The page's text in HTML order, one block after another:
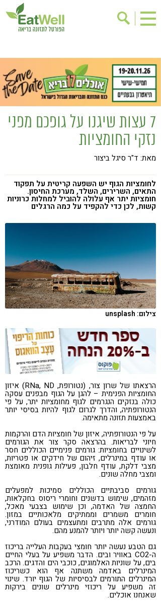
בישול בריא
אינדקס עסקים
ריפוי ומניעת מחלות
בריאות האישה
תוספי תזונה
מתכוני בריאות
אירועים
שינוי תזונתי
גישות בתזונה
ניקוי רעלים
ילדים
תזונה וספורט
הפרעות קשב & ריכוז
אכילה רגשית
7 עצות שיגנו על גופכם מפני
נזקי החומציות
מאת: ד"ר סיגל ביצור
לחומציות הגוף יש השפעה קריטית על תפקוד
התאים, השרירים, השלד, מערכת החיסון.
חומציות יתר אף עלולה להוביל למחלות כרוניות
קשות, לכן כדי להקפיד על כמה הרגלים
צילום: unsplash
הרצאתו של שרון צור, (נטורופת, RNa, ND) איזון
החומציות הפנימית – להגן על הגוף מבפנים עסקה
כולה בנזקים הנגרמים לגוף מחומציות יתר, על פי
הנטורופתיה, והדרך לגרום לגוף להיות בסיסי יותר
באמצעות תזונה מתאימה.
על פי הנטורופתיה, איזון של חומציות הדם והרקמות
חיוני לבריאות. בהרצאה סקר צור את הגורמים
לשינויים בחומציות: גורמים פנימיים הכוללים חסר
או עודף במינרלים, זיהום של חידקים או פטריות,
מצבי דלקת, עודף חלבון, פעילות גופנית מאומצת
ומצבי מחלה שונים.
גורמים סביבתיים הכוללים סמיכות למפעלים
מזהמים, שימוש בדשנים וחומרי ריסוס בחקלאות,
החמצה של האדמה, וכן שימוש בצבעי מאכל,
חומרים משמרים וממתיקים מלאכותיים במזון.
גורמים אלה מתרבים ומתעצמים בעולם המודרני,
ונעשה קשה יותר ויותר להמנע מהם.
גם הטבע נעשה יותר חומצי בעקבות העלייה בריכוז
ה-CO2 באוויר ובים. הדבר משפיע על בעלי החיים
בים, על שוניות האלמוגים, כוכבי הים והדגים. הרכב
המינרלים באדמה משתנה אף הוא כשריכוז
המינרלים התורמים לבסיסיות של הגוף יורד. שינוי
זה משפיע על ריכוזי מינרלים שונים בירקות
שאנחנו אוכלים.